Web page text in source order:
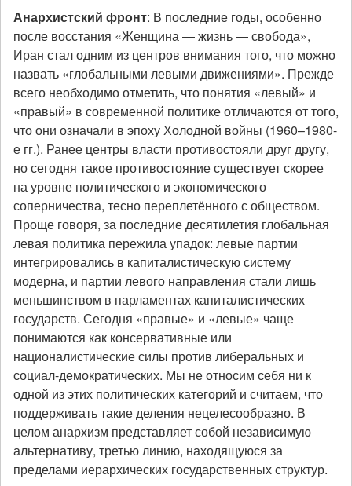
Анархистский фронт: В последние годы, особенно
после восстания «Женщина — жизнь — свобода»,
Иран стал одним из центров внимания того, что можно
назвать «глобальными левыми движениями». Прежде
всего необходимо отметить, что понятия «левый» и
«правый» в современной политике отличаются от того,
что они означали в эпоху Холодной войны (1960–1980-
е гг.). Ранее центры власти противостояли друг другу,
но сегодня такое противостояние существует скорее
на уровне политического и экономического
соперничества, тесно переплетённого с обществом.
Проще говоря, за последние десятилетия глобальная
левая политика пережила упадок: левые партии
интегрировались в капиталистическую систему
модерна, и партии левого направления стали лишь
меньшинством в парламентах капиталистических
государств. Сегодня «правые» и «левые» чаще
понимаются как консервативные или
националистические силы против либеральных и
социал-демократических. Мы не относим себя ни к
одной из этих политических категорий и считаем, что
поддерживать такие деления нецелесообразно. В
целом анархизм представляет собой независимую
альтернативу, третью линию, находящуюся за
пределами иерархических государственных структур.